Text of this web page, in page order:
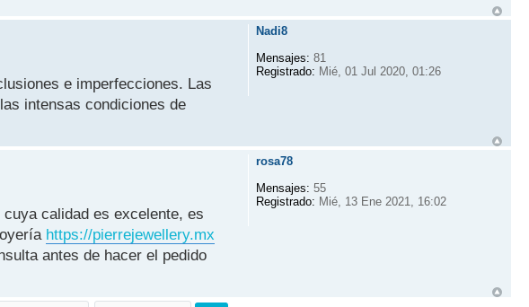
e imperfecciones. Las
intensas condiciones de
Nadi8
Mensajes: 81
Registrado: Mié, 01 Jul 2020, 01:26
calidad es excelente, es
https://pierrejewellery.mx
antes de hacer el pedido
rosa78
Mensajes: 55
Registrado: Mié, 13 Ene 2021, 16:02